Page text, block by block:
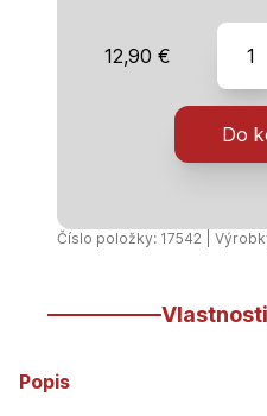
12,90 €
Body
H725
Do
Číslo položky: 17542 |
Popis